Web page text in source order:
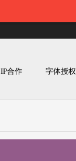
IP合作 字体授权